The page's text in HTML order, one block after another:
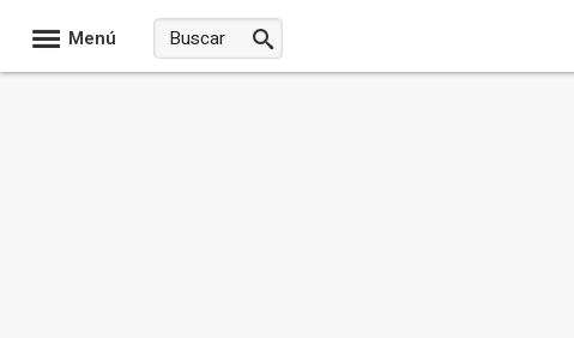
Menú